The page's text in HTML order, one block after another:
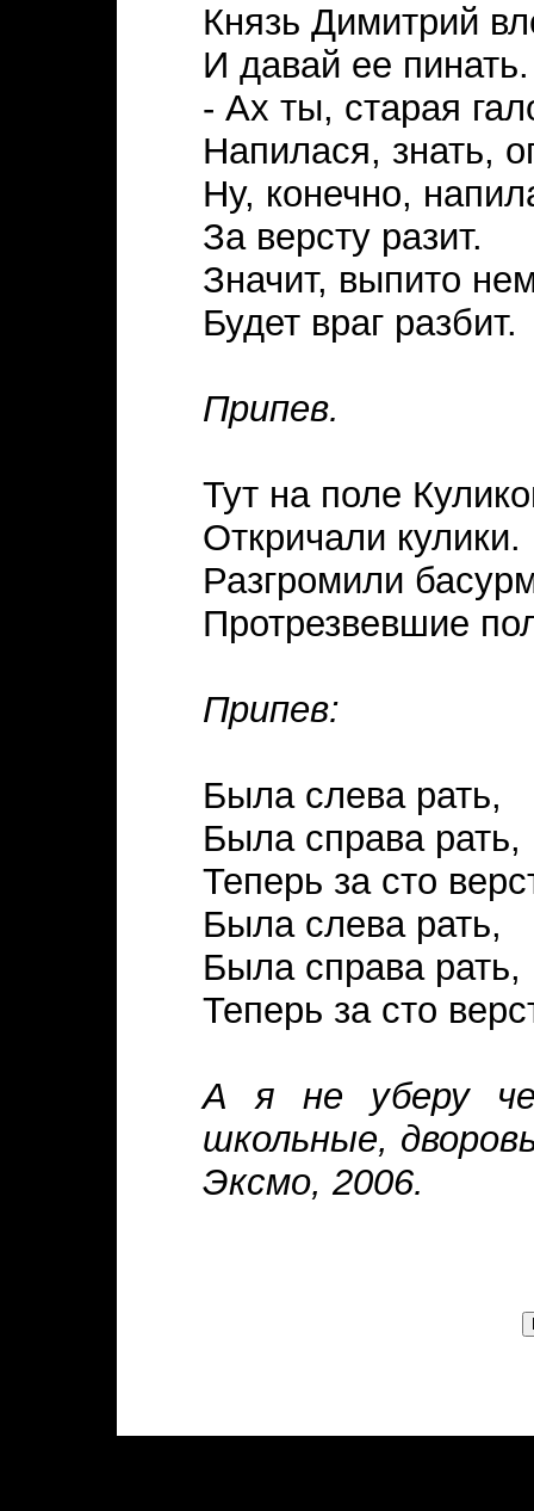
Князь Димитрий
И давай ее пинать.
- Ах ты, старая
Напилася, знать,
Ну, конечно,
За версту разит.
Значит, выпито
Будет враг разбит.
Припев.
Тут на поле
Откричали кулики.
Разгромили
Протрезвевшие
Припев:
Была слева рать,
Была справа рать,
Теперь за сто
Была слева рать,
Была справа рать,
Теперь за сто
А я не уберу
школьные,
Эксмо, 2006.